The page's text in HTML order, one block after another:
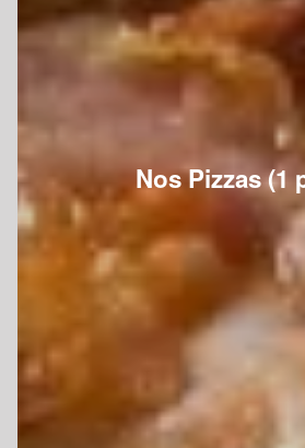
Nos Pizzas (1